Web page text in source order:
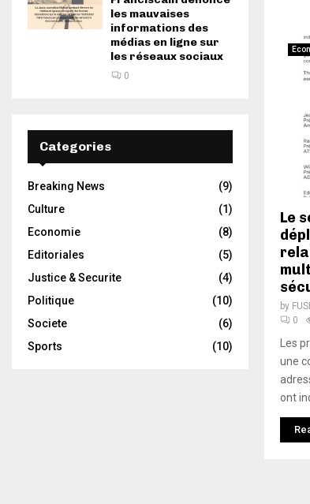
Le
by
0
Les
une
ont
les mauvaises
informations des
médias en ligne sur
les réseaux sociaux
0
Categories
Breaking News
(9)
Culture
(1)
Economie
(8)
Editoriales
(5)
Justice & Securite
(4)
Politique
(10)
Societe
(6)
Sports
(10)